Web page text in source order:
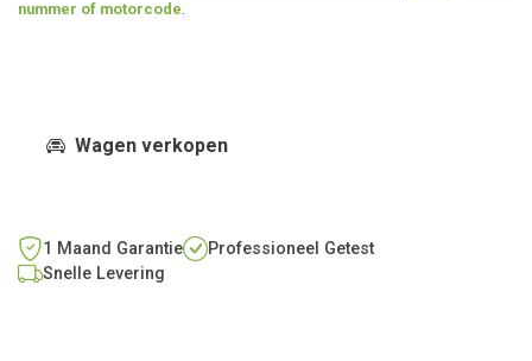
nummer of motorcode.
Wagen verkopen
1 Maand Garantie
Professioneel Getest
Snelle Levering